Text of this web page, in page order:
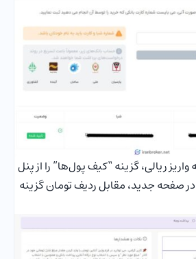
ریالی، گزینه “کیف پول‌ها” را از پنل
صفحه جدید، مقابل ردیف تومان گزینه